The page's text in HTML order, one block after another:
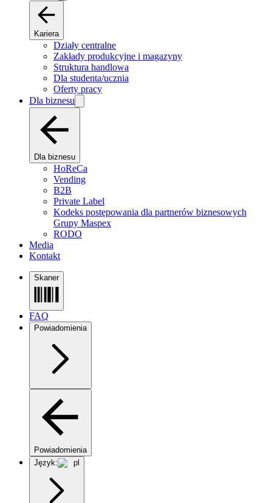
Kariera
Działy centralne
Zakłady produkcyjne i magazyny
Struktura handlowa
Dla studenta/ucznia
Oferty pracy
Dla biznesu
Dla biznesu
HoReCa
Vending
B2B
Private Label
Kodeks postępowania dla partnerów biznesowych
Grupy Maspex
RODO
Media
Kontakt
Skaner
FAQ
Powiadomienia
Powiadomienia
Język:
pl